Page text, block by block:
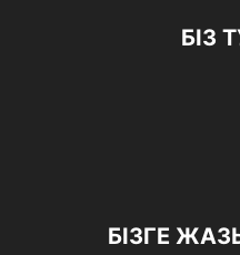
БІЗ
БІЗГЕ